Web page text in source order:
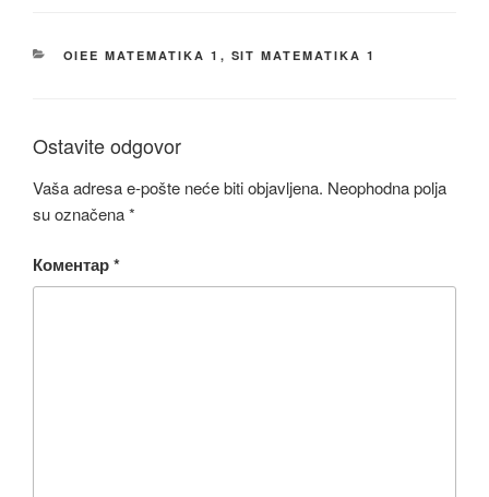
KATEGORIJE
OIEE MATEMATIKA 1 , SIT MATEMATIKA 1
Ostavite odgovor
Vaša adresa e-pošte neće biti objavljena. Neophodna polja
su označena*
Коментар*